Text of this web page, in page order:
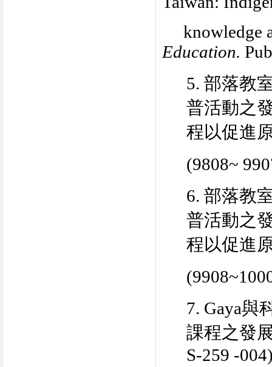
knowledge
Education.
5. 部落教
普活動之
程以促進
(9808~
6. 部落教
普活動之
程以促進
7. Gaya與
課程之發
S-259 -